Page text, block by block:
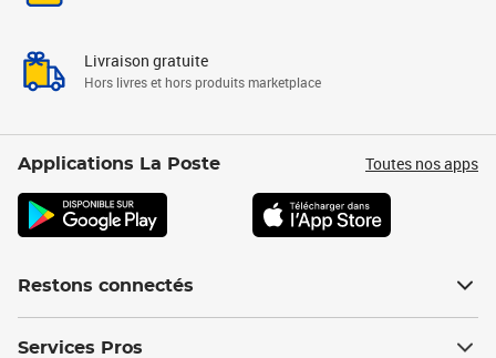
Livraison gratuite
Hors livres et hors produits marketplace
Applications La Poste Toutes nos apps
Restons connectés
Services Pros